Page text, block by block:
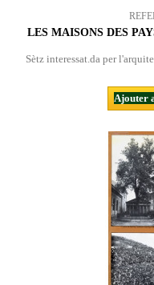
LES MAISONS DES
Sètz interessat.da per
Ajouter